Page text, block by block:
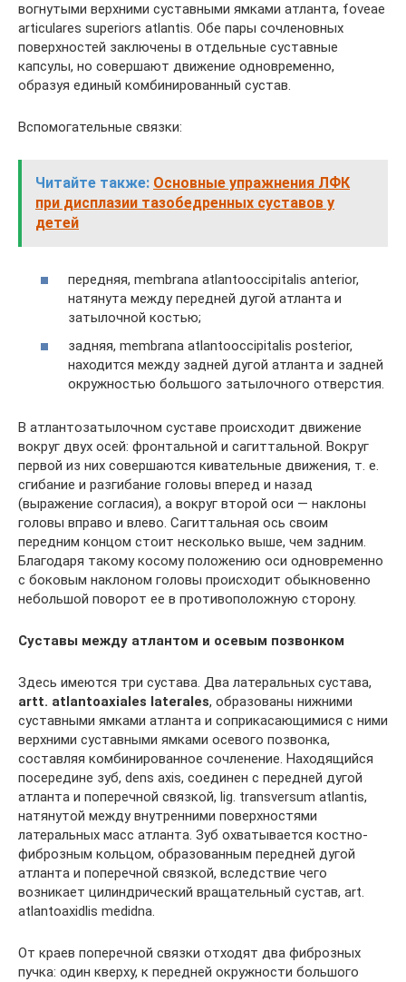
вогнутыми верхними суставными ямками атланта, foveae
articulares superiors atlantis. Обе пары сочленовных
поверхностей заключены в отдельные суставные
капсулы, но совершают движение одновременно,
образуя единый комбинированный сустав.
Вспомогательные связки:
Читайте также: Основные упражнения ЛФК
при дисплазии тазобедренных суставов у
детей
передняя, membrana atlantooccipitalis anterior,
натянута между передней дугой атланта и
затылочной костью;
задняя, membrana atlantooccipitalis posterior,
находится между задней дугой атланта и задней
окружностью большого затылочного отверстия.
В атлантозатылочном суставе происходит движение
вокруг двух осей: фронтальной и сагиттальной. Вокруг
первой из них совершаются кивательные движения, т. е.
сгибание и разгибание головы вперед и назад
(выражение согласия), а вокруг второй оси — наклоны
головы вправо и влево. Сагиттальная ось своим
передним концом стоит несколько выше, чем задним.
Благодаря такому косому положению оси одновременно
с боковым наклоном головы происходит обыкновенно
небольшой поворот ее в противоположную сторону.
Суставы между атлантом и осевым позвонком
Здесь имеются три сустава. Два латеральных сустава,
artt. atlantoaxiales laterales, образованы нижними
суставными ямками атланта и соприкасающимися с ними
верхними суставными ямками осевого позвонка,
составляя комбинированное сочленение. Находящийся
посередине зуб, dens axis, соединен с передней дугой
атланта и поперечной связкой, lig. transversum atlantis,
натянутой между внутренними поверхностями
латеральных масс атланта. Зуб охватывается костно-
фиброзным кольцом, образованным передней дугой
атланта и поперечной связкой, вследствие чего
возникает цилиндрический вращательный сустав, art.
atlantoaxidlis medidna.
От краев поперечной связки отходят два фиброзных
пучка: один кверху, к передней окружности большого